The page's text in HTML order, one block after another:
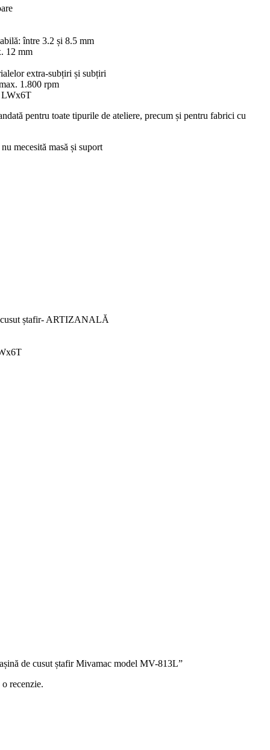
între 3.2 și 8.5 mm
12 mm
extra-subțiri și subțiri
1.800 rpm
LWx6T
pentru toate tipurile de ateliere, precum și pentru fabrici cu
mecesită masă și suport
cusut ștafir- ARTIZANALĂ
de cusut ștafir Mivamac model MV-813L”
recenzie.